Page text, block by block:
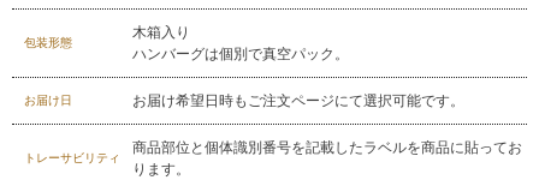
029-254-2441
お問合せフォーム
包装形態
木箱入り
ハンバーグは個別で真空パック。
お届け日 お届け希望日時もご注文ページにて選択可能です。
トレーサビリティ
商品部位と個体識別番号を記載したラベルを商品に貼ってお
ります。